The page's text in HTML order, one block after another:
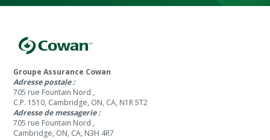
Groupe Assurance Cowan
Adresse postale :
705 rue Fountain Nord ,
C.P. 1510, Cambridge, ON, CA, N1R 5T2
Adresse de messagerie :
705 rue Fountain Nord ,
Cambridge, ON, CA, N3H 4R7